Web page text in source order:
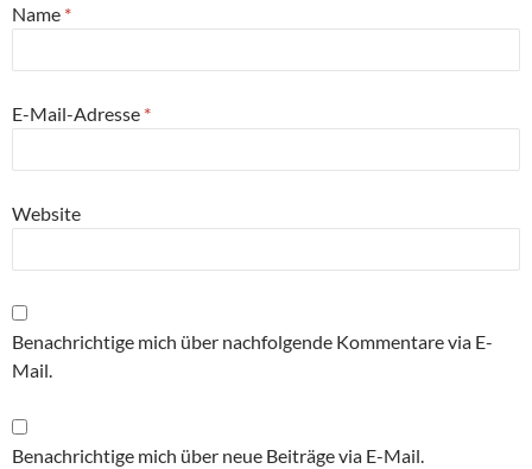
Name *
E-Mail-Adresse *
Website
Benachrichtige mich über nachfolgende Kommentare via E-
Mail.
Benachrichtige mich über neue Beiträge via E-Mail.